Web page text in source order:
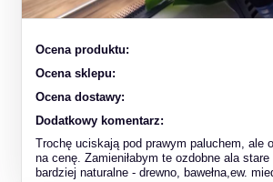
Ocena produktu:
Ocena sklepu:
Ocena dostawy:
Dodatkowy komentarz:
Trochę uciskają pod prawym paluchem, ale
na cenę. Zamieniłabym te ozdobne ala
bardziej naturalne - drewno, bawełna,ew.